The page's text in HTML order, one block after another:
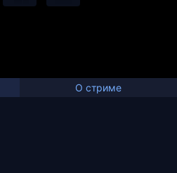
О стриме